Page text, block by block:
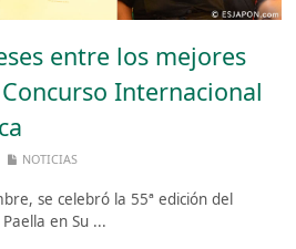
entre los mejores
Internacional
NOTICIAS
se celebró la 55ª edición del
en Su ...